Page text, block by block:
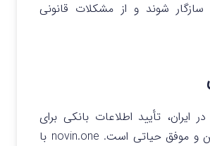
سازگار شوند و از مشکلات قانونی
ایران، تأیید اطلاعات بانکی برای
تراکنش‌های امن و موفق حیاتی است. novin.one با